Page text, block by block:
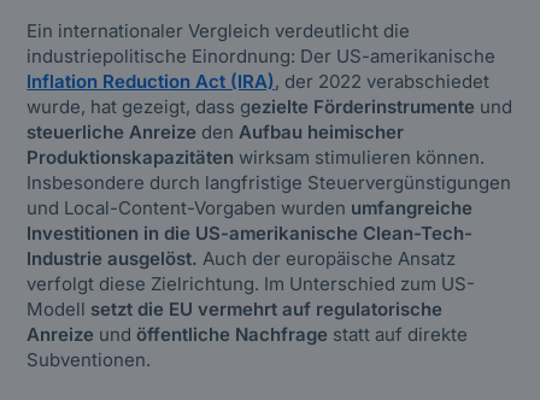
Ein internationaler Vergleich verdeutlicht die
industriepolitische Einordnung: Der US-amerikanische
Inflation Reduction Act (IRA), der 2022 verabschiedet
wurde, hat gezeigt, dass gezielte Förderinstrumente und
steuerliche Anreize denAufbau heimischer
Produktionskapazitäten wirksam stimulieren können.
Insbesondere durch langfristige Steuervergünstigungen
und Local-Content-Vorgaben wurden umfangreiche
Investitionen in die US-amerikanische Clean-Tech-
Industrie ausgelöst. Auch der europäische Ansatz
verfolgt diese Zielrichtung. Im Unterschied zum US-
Modell setzt die EU vermehrt auf regulatorische
Anreize undöffentliche Nachfrage statt auf direkte
Subventionen.